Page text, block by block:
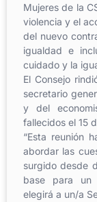
Mujeres de la
violencia y el
del nuevo
igualdad e
cuidado y la
El Consejo
secretario
y del
fallecidos el 15
“Esta reunión
abordar las
surgido desde
base para un
elegirá a un/a